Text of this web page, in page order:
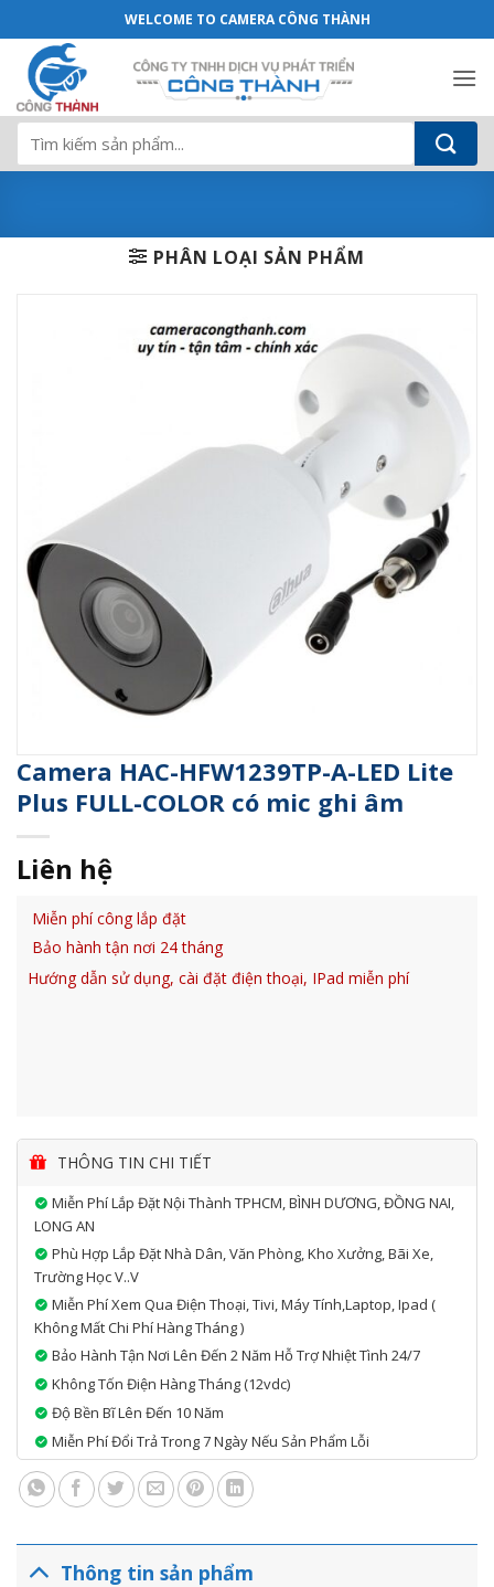
qua
dung
Camera HAC-HFW1239TP-A-LED Lite
WELCOME TO CAMERA CÔNG THÀNH
Tìm
kiếm:
PHÂN LOẠI SẢN PHẨM
Camera HAC-HFW1239TP-A-LED Lite
Plus FULL-COLOR có mic ghi âm
Liên hệ
Miễn phí công lắp đặt
Bảo hành tận nơi 24 tháng
Hướng dẫn sử dụng, cài đặt điện thoại, IPad miễn phí
THÔNG TIN CHI TIẾT
Miễn Phí Lắp Đặt Nội Thành TPHCM, BÌNH DƯƠNG, ĐỒNG NAI,
LONG AN
Phù Hợp Lắp Đặt Nhà Dân, Văn Phòng, Kho Xưởng, Bãi Xe,
Trường Học V..v
Miễn Phí Xem Qua Điện Thoại, Tivi, Máy Tính,laptop, Ipad (
Không Mất Chi Phí Hàng Tháng )
Bảo Hành Tận Nơi Lên Đến 2 Năm Hỗ Trợ Nhiệt Tình 24/7
Không Tốn Điện Hàng Tháng (12vdc)
Độ Bền Bĩ Lên Đến 10 Năm
Miễn Phí Đổi Trả Trong 7 Ngày Nếu Sản Phẩm Lỗi
Thông tin sản phẩm